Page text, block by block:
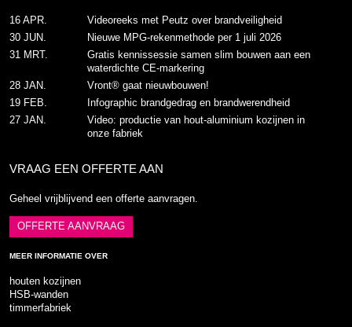
Videoreeks met Peutz over brandveiligheid
16 APR.
Nieuwe MPG-rekenmethode per 1 juli 2026
30 JUN.
Gratis kennissessie samen slim bouwen aan een
waterdichte CE-markering
31 MRT.
Vront® gaat nieuwbouwen!
28 JAN.
Infographic brandgedrag en brandwerendheid
19 FEB.
Video: productie van hout-aluminium kozijnen in
onze fabriek
27 JAN.
VRAAG EEN OFFERTE AAN
Geheel vrijblijvend een offerte aanvragen.
OFFERTE AANVRAAG
MEER INFORMATIE OVER
houten kozijnen
HSB-wanden
timmerfabriek